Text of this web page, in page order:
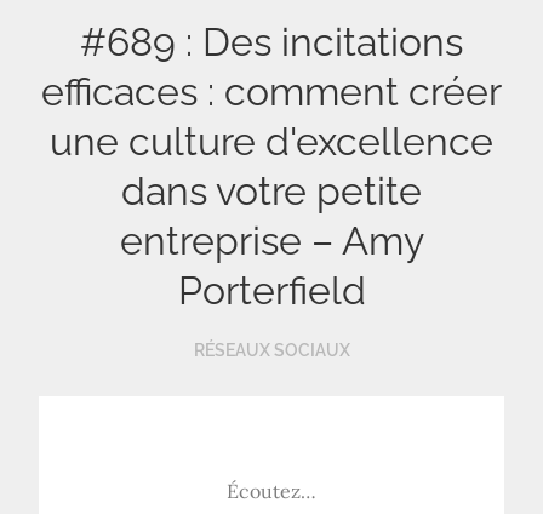
#689 : Des incitations
efficaces : comment créer
une culture d'excellence
dans votre petite
entreprise – Amy
Porterfield
RÉSEAUX SOCIAUX
Écoutez…